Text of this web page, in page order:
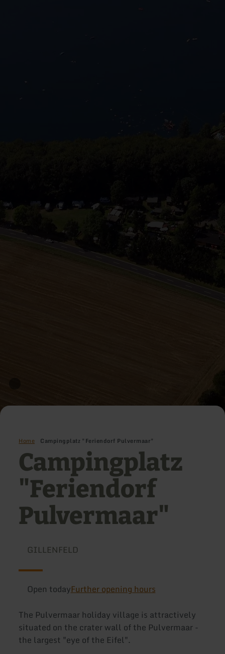
Home Campingplatz "Feriendorf Pulvermaar"
Campingplatz
"Feriendorf
Pulvermaar"
GILLENFELD
Open todayFurther opening hours
The Pulvermaar holiday village is attractively
situated on the crater wall of the Pulvermaar -
the largest "eye of the Eifel".